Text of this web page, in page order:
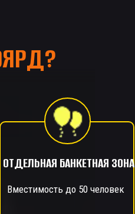
Вместимость до 50 человек
ОТДЕЛЬНАЯ БАНКЕТНАЯ ЗОНА